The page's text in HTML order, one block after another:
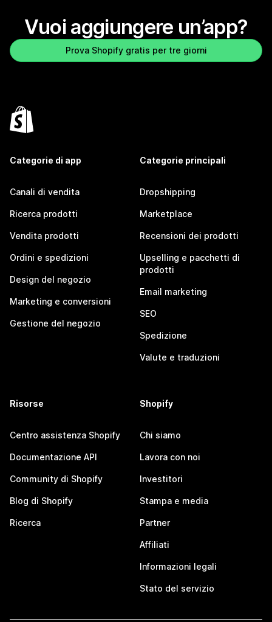
Vuoi aggiungere un’app?
Prova Shopify gratis per tre giorni
Categorie di app
Canali di vendita
Ricerca prodotti
Vendita prodotti
Ordini e spedizioni
Design del negozio
Marketing e conversioni
Gestione del negozio
Categorie principali
Dropshipping
Marketplace
Recensioni dei prodotti
Upselling e pacchetti di
prodotti
Email marketing
SEO
Spedizione
Valute e traduzioni
Risorse
Centro assistenza Shopify
Documentazione API
Community di Shopify
Blog di Shopify
Ricerca
Shopify
Chi siamo
Lavora con noi
Investitori
Stampa e media
Partner
Affiliati
Informazioni legali
Stato del servizio